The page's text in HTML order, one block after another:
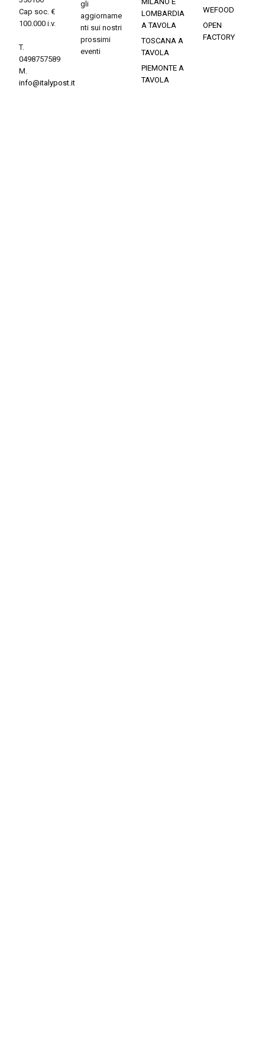
Cap soc. €
100.000 i.v.
T.
0498757589
M.
info@italypost.it
gli
aggiorname
nti sui nostri
prossimi
eventi
LOMBARDIA
A TAVOLA
TOSCANA A
TAVOLA
PIEMONTE A
TAVOLA
WEFOOD
OPEN
FACTORY